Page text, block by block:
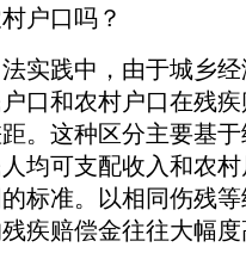
户口吗？
实践中，由于城乡
口和农村户口在残
。这种区分主要基于
均可支配收入和农
标准。以相同伤残等
疾赔偿金往往大幅